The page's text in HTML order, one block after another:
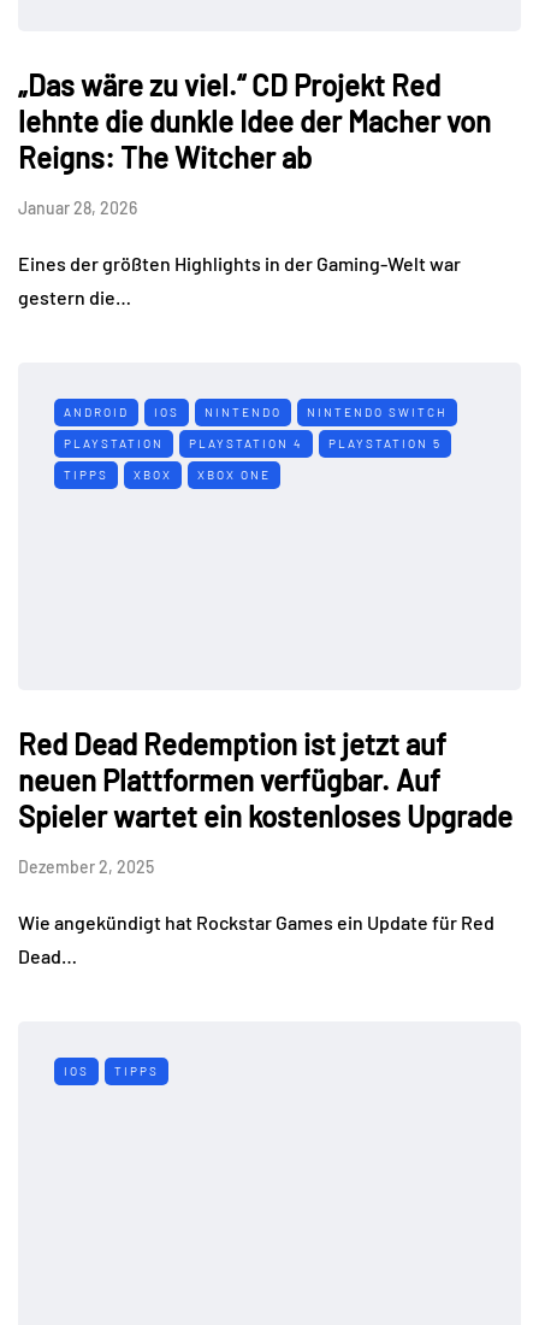
„Das wäre zu viel.“ CD Projekt Red
lehnte die dunkle Idee der Macher von
Reigns: The Witcher ab
Januar 28, 2026
Eines der größten Highlights in der Gaming-Welt war
gestern die…
ANDROID IOS NINTENDO NINTENDO SWITCH
PLAYSTATION PLAYSTATION 4 PLAYSTATION 5
TIPPS XBOX XBOX ONE
Red Dead Redemption ist jetzt auf
neuen Plattformen verfügbar. Auf
Spieler wartet ein kostenloses Upgrade
Dezember 2, 2025
Wie angekündigt hat Rockstar Games ein Update für Red
Dead…
IOS TIPPS